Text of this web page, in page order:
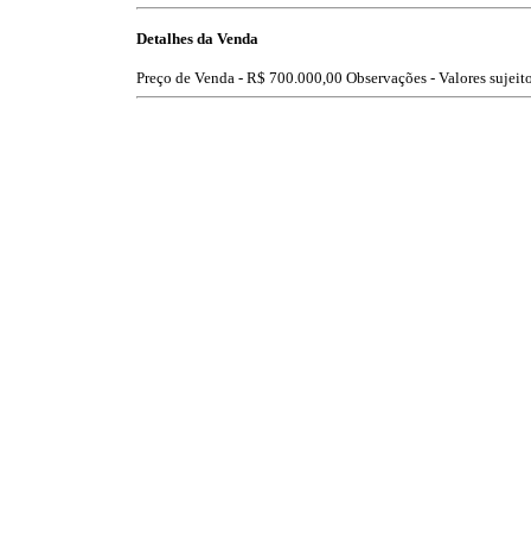
Detalhes da Venda
Preço de Venda - R$ 700.000,00 Observações - Valores